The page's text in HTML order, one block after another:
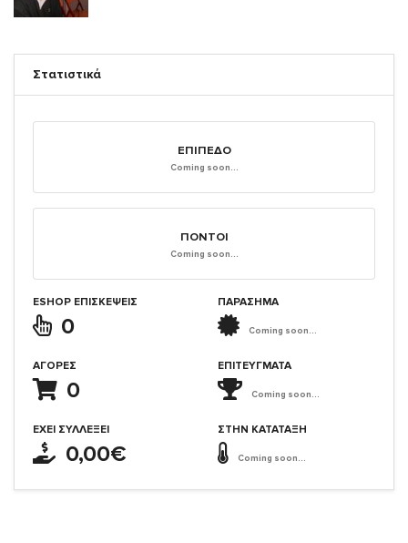
Στατιστικά
ΕΠΊΠΕΔΟ
Coming soon...
ΠΌΝΤΟΙ
Coming soon...
ESHOP ΕΠΙΣΚΈΨΕΙΣ
0
ΑΓΟΡΈΣ
0
ΈΧΕΙ ΣΥΛΛΈΞΕΙ
0,00€
ΠΑΡΑΣΗΜΑ
Coming soon...
ΕΠΙΤΕΎΓΜΑΤΑ
Coming soon...
ΣΤΗΝ ΚΑΤΆΤΑΞΗ
Coming soon...